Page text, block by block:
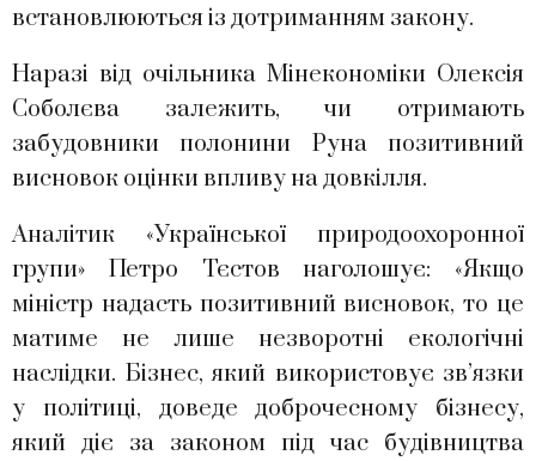
встановлюються із дотриманням закону.
Наразі від очільника Мінекономіки Олексія
Соболєва залежить, чи отримають
забудовники полонини Руна позитивний
висновок оцінки впливу на довкілля.
Аналітик «Української природоохоронної
групи» Петро Тєстов наголошує: «Якщо
міністр надасть позитивний висновок, то це
матиме не лише незворотні екологічні
наслідки. Бізнес, який використовує зв’язки
у політиці, доведе доброчесному бізнесу,
який діє за законом під час будівництва